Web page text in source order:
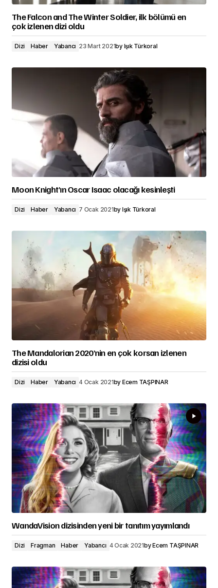
The Falcon and The Winter Soldier, ilk bölümü en
çok izlenen dizi oldu
Dizi Haber Yabancı 23 Mart 2021by Işık Türkoral
Moon Knight’ın Oscar Isaac olacağı kesinleşti
Dizi Haber Yabancı 7 Ocak 2021by Işık Türkoral
The Mandalorian 2020’nin en çok korsan izlenen
dizisi oldu
Dizi Haber Yabancı 4 Ocak 2021by Ecem TAŞPINAR
WandaVision dizisinden yeni bir tanıtım yayımlandı
Dizi Fragman Haber Yabancı 4 Ocak 2021byEcem TAŞPINAR